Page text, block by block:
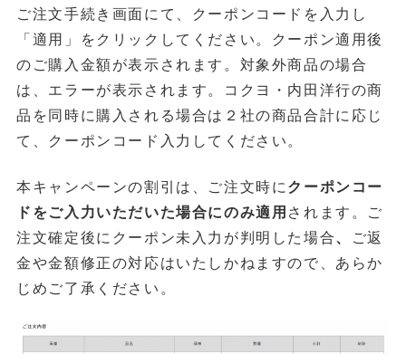
ご注文手続き画面にて、クーポンコードを入力し
「適用」をクリックしてください。クーポン適用後
のご購入金額が表示されます。対象外商品の場合
は、エラーが表示されます。コクヨ・内田洋行の商
品を同時に購入される場合は２社の商品合計に応じ
て、クーポンコード入力してください。
本キャンペーンの割引は、ご注文時に クーポンコー
ドをご入力いただいた場合にのみ適用 されます。ご
注文確定後にクーポン未入力が判明した場合、
ご返
金や金額修正の対応はいたしかねますので、あらか
じめご了承ください。